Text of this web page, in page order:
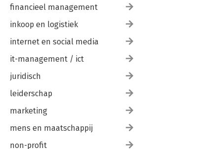
financieel management
inkoop en logistiek
internet en social media
it-management / ict
juridisch
leiderschap
marketing
mens en maatschappij
non-profit